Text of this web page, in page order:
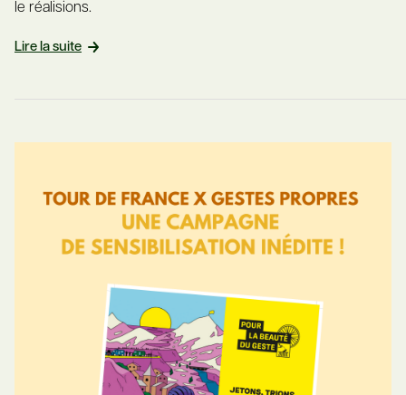
le réalisions.
Lire la suite